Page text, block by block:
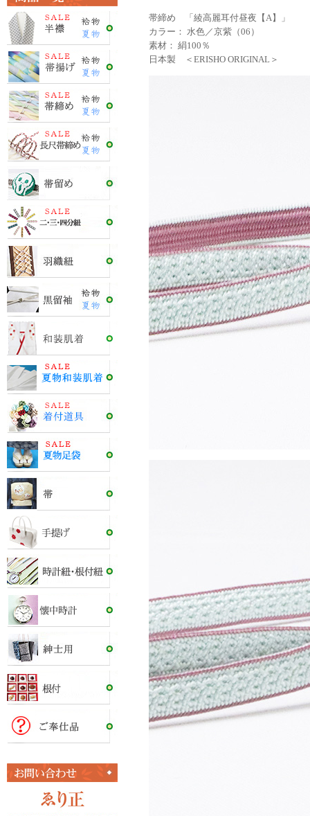
帯締め 「綾高麗耳付昼夜【A】」
カラー： 水色／京紫（06）
素材： 絹100％
日本製 ＜ERISHO ORIGINAL＞